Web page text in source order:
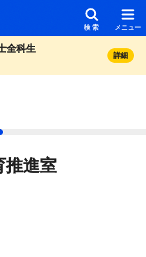
検索 メニュー
全科生
詳細
推進室